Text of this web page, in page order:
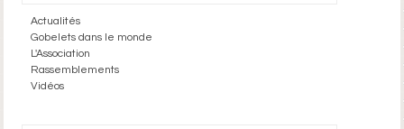
Actualités
Gobelets dans le monde
L'Association
Rassemblements
Vidéos